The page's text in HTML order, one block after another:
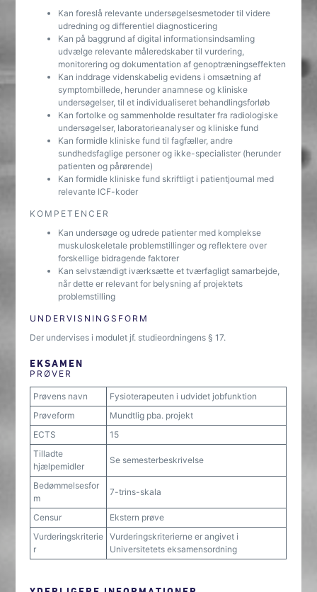
Kan foreslå relevante undersøgelsesmetoder til videre
udredning og differentiel diagnosticering
Kan på baggrund af digital informationsindsamling
udvælge relevante måleredskaber til vurdering,
monitorering og dokumentation af genoptræningseffekten
Kan inddrage videnskabelig evidens i omsætning af
symptombillede, herunder anamnese og kliniske
undersøgelser, til et individualiseret behandlingsforløb
Kan fortolke og sammenholde resultater fra radiologiske
undersøgelser, laboratorieanalyser og kliniske fund
Kan formidle kliniske fund til fagfæller, andre
sundhedsfaglige personer og ikke-specialister (herunder
patienten og pårørende)
Kan formidle kliniske fund skriftligt i patientjournal med
relevante ICF-koder
KOMPETENCER
Kan undersøge og udrede patienter med komplekse
muskuloskeletale problemstillinger og reflektere over
forskellige bidragende faktorer
Kan selvstændigt iværksætte et tværfagligt samarbejde,
når dette er relevant for belysning af projektets
problemstilling
UNDERVISNINGSFORM
Der undervises i modulet jf. studieordningens § 17.
EKSAMEN
PRØVER
Prøvens navn
Fysioterapeuten i udvidet jobfunktion
Prøveform
Mundtlig pba. projekt
ECTS
15
Tilladte
hjælpemidler
Se semesterbeskrivelse
Bedømmelsesfor
m
7-trins-skala
Censur
Ekstern prøve
Vurderingskriterie
r
Vurderingskriterierne er angivet i
Universitetets eksamensordning